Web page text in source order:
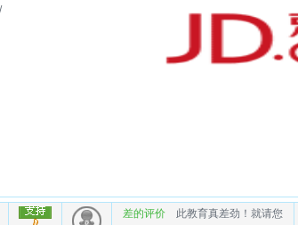
差的评价 此教育真差劲！就请您